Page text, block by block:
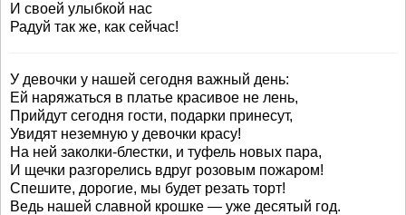
И своей улыбкой нас
Радуй так же, как сейчас!
У девочки у нашей сегодня важный день:
Ей наряжаться в платье красивое не лень,
Прийдут сегодня гости, подарки принесут,
Увидят неземную у девочки красу!
На ней заколки-блестки, и туфель новых пара,
И щечки разгорелись вдруг розовым пожаром!
Спешите, дорогие, мы будет резать торт!
Ведь нашей славной крошке — уже десятый год.